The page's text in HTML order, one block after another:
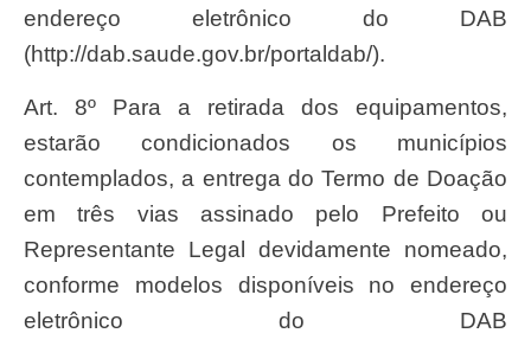
endereço eletrônico do DAB
(http://dab.saude.gov.br/portaldab/).
Art. 8º Para a retirada dos equipamentos,
estarão condicionados os municípios
contemplados, a entrega do Termo de Doação
em três vias assinado pelo Prefeito ou
Representante Legal devidamente nomeado,
conforme modelos disponíveis no endereço
eletrônico do DAB